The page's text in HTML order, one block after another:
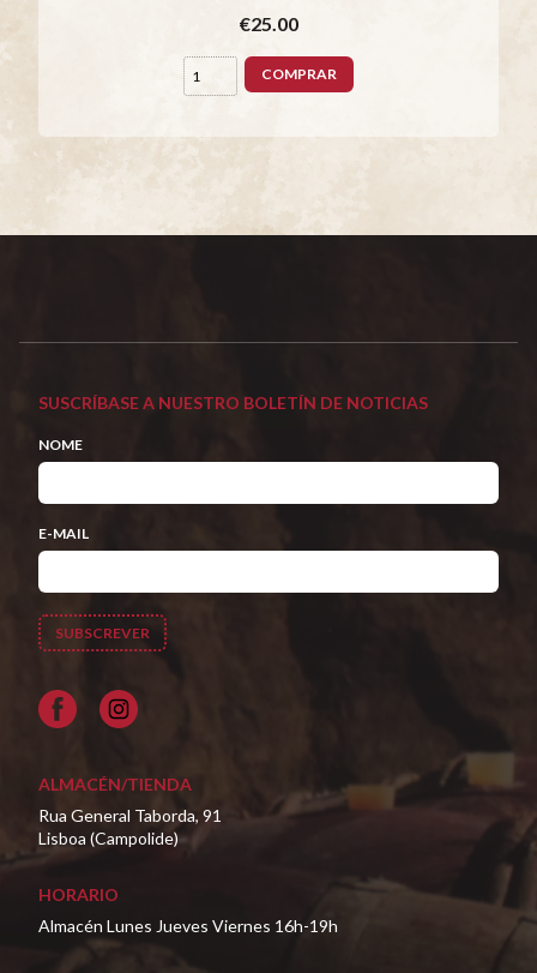
€25.00
COMPRAR
SUSCRÍBASE A NUESTRO BOLETÍN DE NOTICIAS
NOME
E-MAIL
Facebook
ALMACÉN/TIENDA
Rua General Taborda, 91
Lisboa (Campolide)
HORARIO
Almacén Lunes Jueves Viernes 16h-19h